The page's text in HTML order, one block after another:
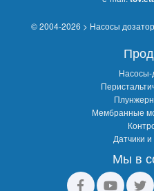
© 2004-2026 > Насосы
Насосы-
Мембранные
Датчики
Мы в